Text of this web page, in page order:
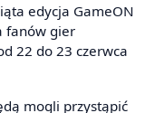
edycja GameON
fanów gier
22 do 23 czerwca
mogli przystąpić